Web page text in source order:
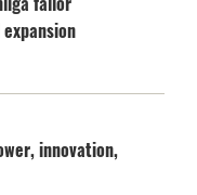
innovation,